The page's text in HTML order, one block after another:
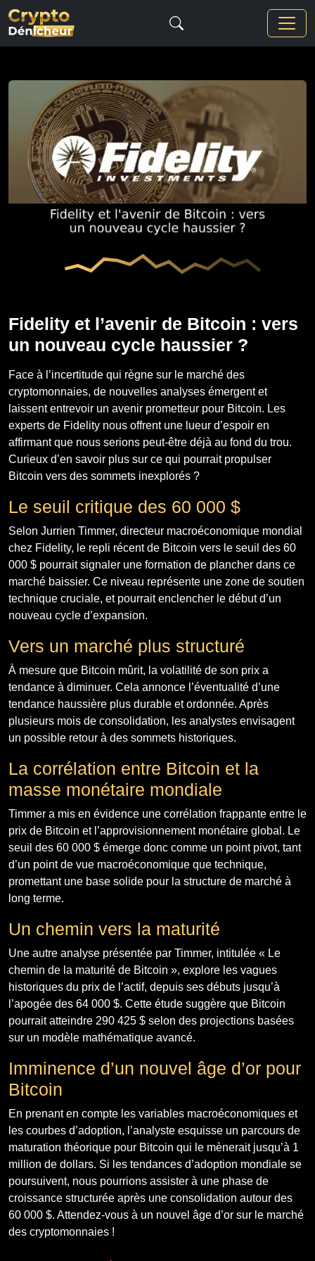
Fidelity et l’avenir de Bitcoin : vers
un nouveau cycle haussier ?
Face à l’incertitude qui règne sur le marché des
cryptomonnaies, de nouvelles analyses émergent et
laissent entrevoir un avenir prometteur pour Bitcoin. Les
experts de Fidelity nous offrent une lueur d’espoir en
affirmant que nous serions peut-être déjà au fond du trou.
Curieux d’en savoir plus sur ce qui pourrait propulser
Bitcoin vers des sommets inexplorés ?
Le seuil critique des 60 000 $
Selon Jurrien Timmer, directeur macroéconomique mondial
chez Fidelity, le repli récent de Bitcoin vers le seuil des 60
000 $ pourrait signaler une formation de plancher dans ce
marché baissier. Ce niveau représente une zone de soutien
technique cruciale, et pourrait enclencher le début d’un
nouveau cycle d’expansion.
Vers un marché plus structuré
À mesure que Bitcoin mûrit, la volatilité de son prix a
tendance à diminuer. Cela annonce l’éventualité d’une
tendance haussière plus durable et ordonnée. Après
plusieurs mois de consolidation, les analystes envisagent
un possible retour à des sommets historiques.
La corrélation entre Bitcoin et la
masse monétaire mondiale
Timmer a mis en évidence une corrélation frappante entre le
prix de Bitcoin et l’approvisionnement monétaire global. Le
seuil des 60 000 $ émerge donc comme un point pivot, tant
d’un point de vue macroéconomique que technique,
promettant une base solide pour la structure de marché à
long terme.
Un chemin vers la maturité
Une autre analyse présentée par Timmer, intitulée « Le
chemin de la maturité de Bitcoin », explore les vagues
historiques du prix de l’actif, depuis ses débuts jusqu’à
l’apogée des 64 000 $. Cette étude suggère que Bitcoin
pourrait atteindre 290 425 $ selon des projections basées
sur un modèle mathématique avancé.
Imminence d’un nouvel âge d’or pour
Bitcoin
En prenant en compte les variables macroéconomiques et
les courbes d’adoption, l’analyste esquisse un parcours de
maturation théorique pour Bitcoin qui le mènerait jusqu’à 1
million de dollars. Si les tendances d’adoption mondiale se
poursuivent, nous pourrions assister à une phase de
croissance structurée après une consolidation autour des
60 000 $. Attendez-vous à un nouvel âge d’or sur le marché
des cryptomonnaies !